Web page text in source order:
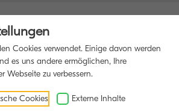
BLOG
Cookies verwendet. Einige davon werden
es uns andere ermöglichen, Ihre
Webseite zu verbessern.
Cookies Externe Inhalte